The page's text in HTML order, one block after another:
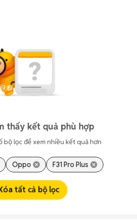
thấy kết quả phù hợp
bộ lọc để xem nhiều kết quả hơn
Oppo F31 Pro Plus
tất cả bộ lọc